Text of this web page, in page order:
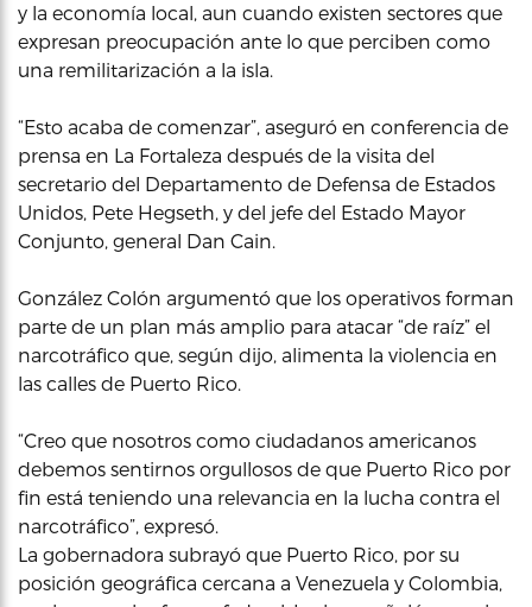
y la economía local, aun cuando existen sectores que
expresan preocupación ante lo que perciben como
una remilitarización a la isla.
“Esto acaba de comenzar”, aseguró en conferencia de
prensa en La Fortaleza después de la visita del
secretario del Departamento de Defensa de Estados
Unidos, Pete Hegseth, y del jefe del Estado Mayor
Conjunto, general Dan Cain.
González Colón argumentó que los operativos forman
parte de un plan más amplio para atacar “de raíz” el
narcotráfico que, según dijo, alimenta la violencia en
las calles de Puerto Rico.
“Creo que nosotros como ciudadanos americanos
debemos sentirnos orgullosos de que Puerto Rico por
fin está teniendo una relevancia en la lucha contra el
narcotráfico”, expresó.
La gobernadora subrayó que Puerto Rico, por su
posición geográfica cercana a Venezuela y Colombia,